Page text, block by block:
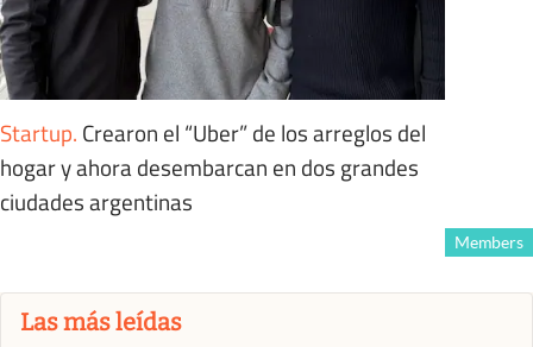
Startup. Crearon el “Uber” de los arreglos del
hogar y ahora desembarcan en dos grandes
ciudades argentinas
Members
Las más leídas